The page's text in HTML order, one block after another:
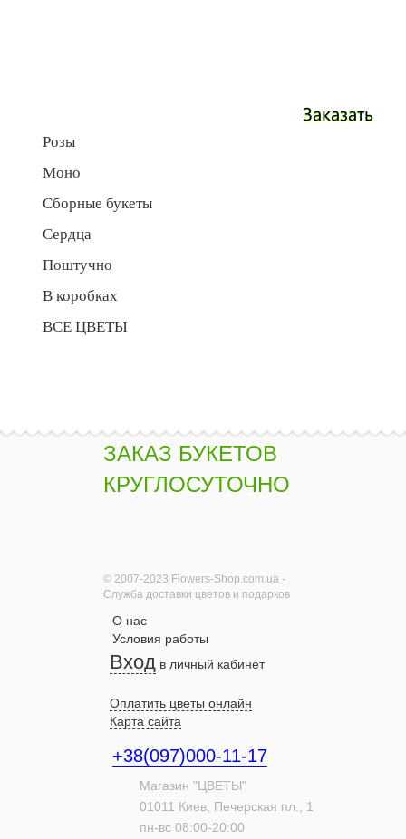
Заказать
Розы
Моно
Сборные букеты
Сердца
Поштучно
В коробках
ВСЕ ЦВЕТЫ
ЗАКАЗ БУКЕТОВ
КРУГЛОСУТОЧНО
© 2007-2023 Flowers-Shop.com.ua -
Служба доставки цветов и подарков
О нас
Условия работы
Вход в личный кабинет
Оплатить цветы онлайн
Карта сайта
+38(097)000-11-17
Магазин "ЦВЕТЫ"
01011 Киев, Печерская пл., 1
пн-вс 08:00-20:00